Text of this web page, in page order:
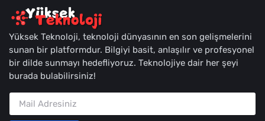
Yüksek Teknoloji, teknoloji dünyasının en son gelişmelerini
sunan bir platformdur. Bilgiyi basit, anlaşılır ve profesyonel
bir dilde sunmayı hedefliyoruz. Teknolojiye dair her şeyi
burada bulabilirsiniz!